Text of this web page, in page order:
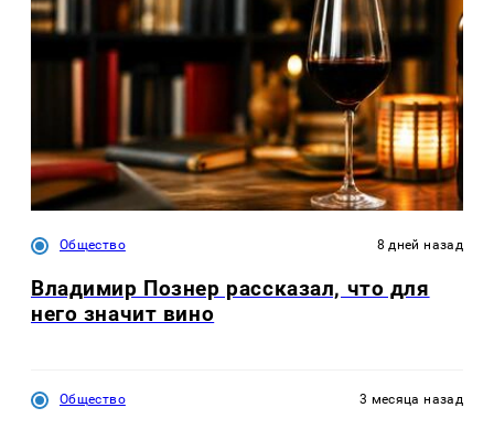
Общество 8 дней назад
Владимир Познер рассказал, что для
него значит вино
Общество 3 месяца назад